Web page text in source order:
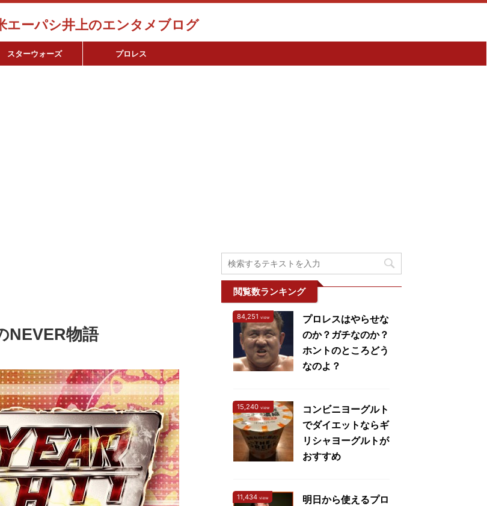
エーパシ井上のエンタメブログ
スターウォーズ プロレス
NEVER物語
閲覧数ランキング
84,251 view
プロレスはやらせな
のか？ガチなのか？
ホントのところどう
なのよ？
15,240 view
コンビニヨーグルト
でダイエットならギ
リシャヨーグルトが
おすすめ
11,434 view
明日から使えるプロ